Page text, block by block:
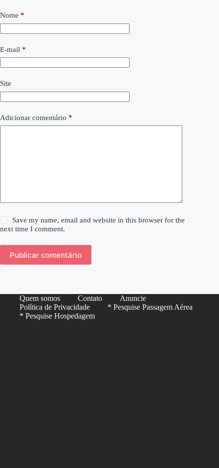
Nome *
E-mail *
Site
Adicionar comentário *
Save my name, email and website in this browser for the
next time I comment.
Publicar comentário
Quem somos Contato
Anuncie
Política de Privacidade
* Pesquise Passagem Aérea
* Pesquise Hospedagem